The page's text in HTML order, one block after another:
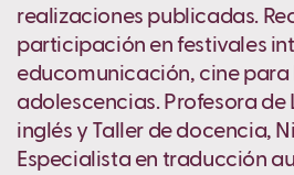
realizaciones publicadas.
participación en festivales
educomunicación, cine para
adolescencias. Profesora de
inglés y Taller de docencia,
Especialista en traducción